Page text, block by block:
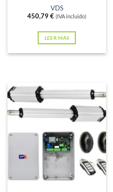
producto
VDS
450,79€ (IVA incluido)
LEER MÁS